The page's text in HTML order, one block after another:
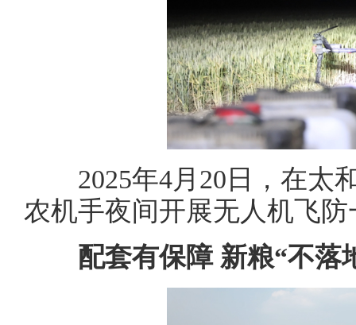
2025年4月20日，在太
农机手夜间开展无人机飞
配套有保障 新粮“不落